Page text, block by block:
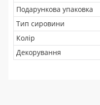
Подарункова упаковка
Тип сировини
Колір
Декорування